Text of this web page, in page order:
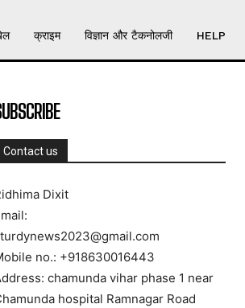
क्राइम विज्ञान और टैकनोलजी HELP
Contact us
Dixit
no.: +918630016443
chamunda vihar phase 1 near
hospital Ramnagar Road